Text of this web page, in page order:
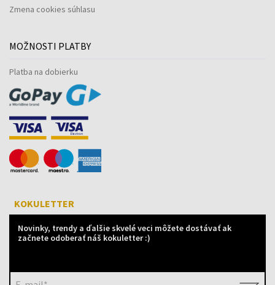
Zmena cookies súhlasu
MOŽNOSTI PLATBY
Platba na dobierku
KOKULETTER
Novinky, trendy a ďalšie skvelé veci môžete dostávať ak
začnete odoberať náš kokuletter :)